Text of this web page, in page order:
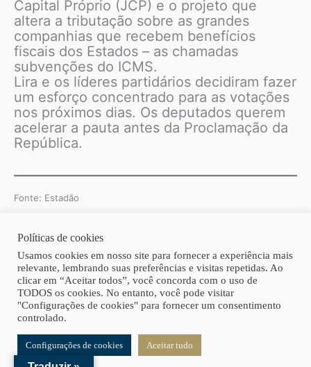
Capital Próprio (JCP) e o projeto que
altera a tributação sobre as grandes
companhias que recebem benefícios
fiscais dos Estados – as chamadas
subvenções do ICMS.
Lira e os líderes partidários decidiram fazer
um esforço concentrado para as votações
nos próximos dias. Os deputados querem
acelerar a pauta antes da Proclamação da
República.
Fonte: Estadão
Copyright © 2026 | Homero Costa Advogados
Políticas de cookies
Usamos cookies em nosso site para fornecer a experiência mais
relevante, lembrando suas preferências e visitas repetidas. Ao
clicar em “Aceitar todos”, você concorda com o uso de
TODOS os cookies. No entanto, você pode visitar
"Configurações de cookies" para fornecer um consentimento
controlado.
Configurações de cookies Aceitar tudo